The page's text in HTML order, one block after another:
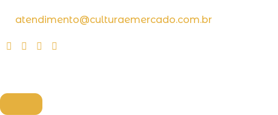
atendimento@culturaemercado.com.br